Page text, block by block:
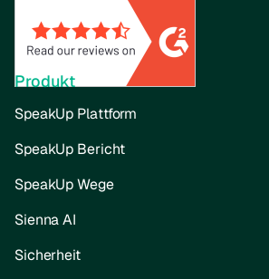
Produkt
SpeakUp Plattform
SpeakUp Bericht
SpeakUp Wege
Sienna AI
Sicherheit